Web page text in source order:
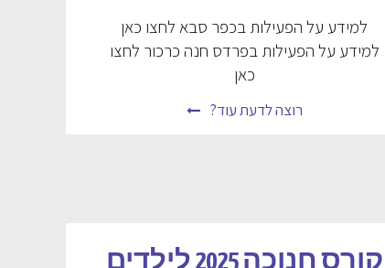
למידע על הפעילות בכפר סבא לחצו כאן
למידע על הפעילות בפרדס חנה כרכור לחצו
כאן
רוצה לדעת עוד?
קורס חנוכה 2025 לילדים